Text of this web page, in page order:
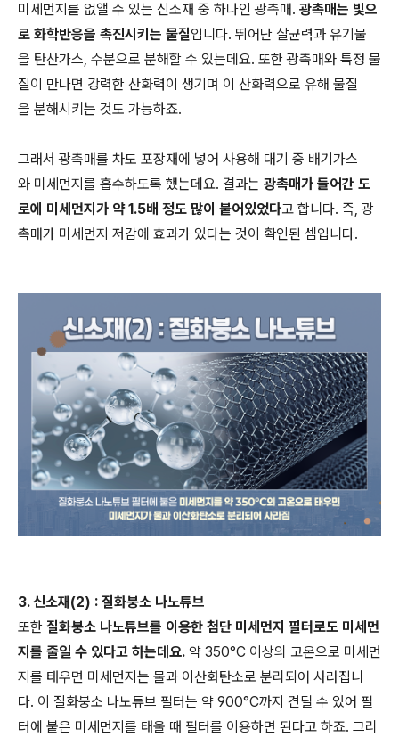
미세먼지를 없앨 수 있는 신소재 중 하나인 광촉매. 광촉매는 빛으
로 화학반응을 촉진시키는 물질입니다. 뛰어난 살균력과 유기물
을 탄산가스, 수분으로 분해할 수 있는데요. 또한 광촉매와 특정 물
질이 만나면 강력한 산화력이 생기며 이 산화력으로 유해 물질
을 분해시키는 것도 가능하죠.
그래서 광촉매를 차도 포장재에 넣어 사용해 대기 중 배기가스
와 미세먼지를 흡수하도록 했는데요. 결과는 광촉매가 들어간 도
로에 미세먼지가 약 1.5배 정도 많이 붙어있었다고 합니다. 즉, 광
촉매가 미세먼지 저감에 효과가 있다는 것이 확인된 셈입니다.
3. 신소재(2) : 질화붕소 나노튜브
또한 질화붕소 나노튜브를 이용한 첨단 미세먼지 필터로도 미세먼
지를 줄일 수 있다고 하는데요. 약 350°C 이상의 고온으로 미세먼
지를 태우면 미세먼지는 물과 이산화탄소로 분리되어 사라집니
다. 이 질화붕소 나노튜브 필터는 약 900°C까지 견딜 수 있어 필
터에 붙은 미세먼지를 태울 때 필터를 이용하면 된다고 하죠. 그리